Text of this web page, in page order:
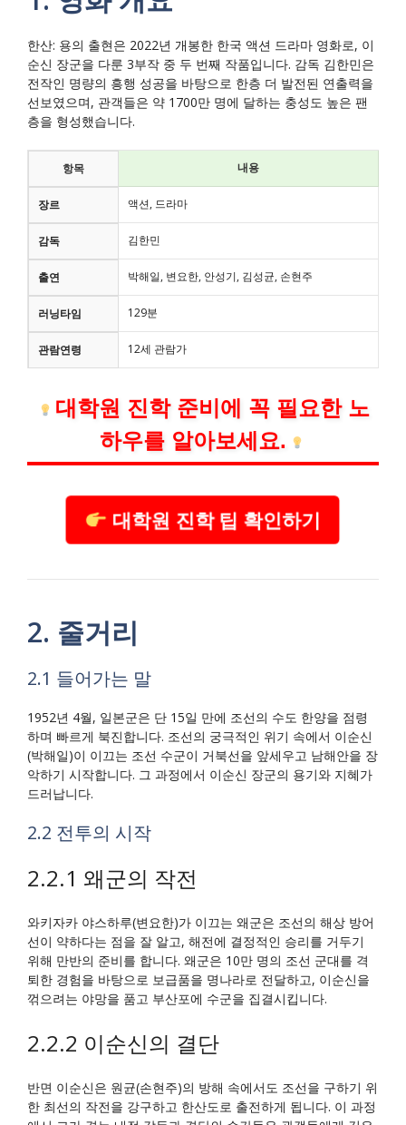
한산: 용의 출현은 2022년 개봉한 한국 액션 드라마 영화로, 이
순신 장군을 다룬 3부작 중 두 번째 작품입니다. 감독 김한민은
전작인 명량의 흥행 성공을 바탕으로 한층 더 발전된 연출력을
선보였으며, 관객들은 약 1700만 명에 달하는 충성도 높은 팬
층을 형성했습니다.
항목 내용
장르 액션, 드라마
감독 김한민
출연 박해일, 변요한, 안성기, 김성균, 손현주
러닝타임 129분
관람연령 12세 관람가
대학원 진학 준비에 꼭 필요한 노
하우를 알아보세요.
대학원 진학 팁 확인하기
2. 줄거리
2.1 들어가는 말
1952년 4월, 일본군은 단 15일 만에 조선의 수도 한양을 점령
하며 빠르게 북진합니다. 조선의 궁극적인 위기 속에서 이순신
(박해일)이 이끄는 조선 수군이 거북선을 앞세우고 남해안을 장
악하기 시작합니다. 그 과정에서 이순신 장군의 용기와 지혜가
드러납니다.
2.2 전투의 시작
2.2.1 왜군의 작전
와키자카 야스하루(변요한)가 이끄는 왜군은 조선의 해상 방어
선이 약하다는 점을 잘 알고, 해전에 결정적인 승리를 거두기
위해 만반의 준비를 합니다. 왜군은 10만 명의 조선 군대를 격
퇴한 경험을 바탕으로 보급품을 명나라로 전달하고, 이순신을
꺾으려는 야망을 품고 부산포에 수군을 집결시킵니다.
2.2.2 이순신의 결단
반면 이순신은 원균(손현주)의 방해 속에서도 조선을 구하기 위
한 최선의 작전을 강구하고 한산도로 출전하게 됩니다. 이 과정